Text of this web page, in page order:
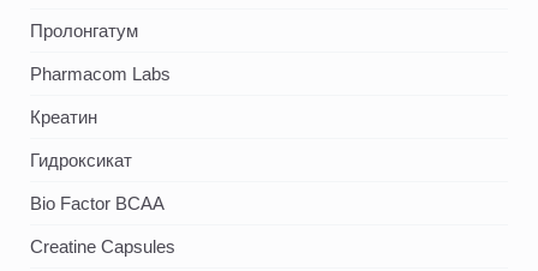
Пролонгатум
Pharmacom Labs
Креатин
Гидроксикат
Bio Factor BCAA
Creatine Capsules